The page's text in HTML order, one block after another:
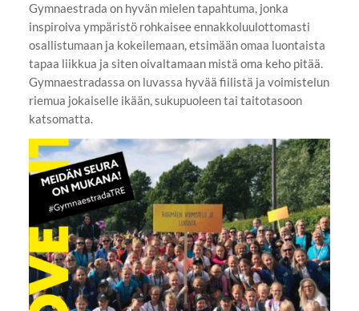
Gymnaestrada on hyvän mielen tapahtuma, jonka
inspiroiva ympäristö rohkaisee ennakkoluulottomasti
osallistumaan ja kokeilemaan, etsimään omaa luontaista
tapaa liikkua ja siten oivaltamaan mistä oma keho pitää.
Gymnaestradassa on luvassa hyvää fiilistä ja voimistelun
riemua jokaiselle ikään, sukupuoleen tai taitotasoon
katsomatta.